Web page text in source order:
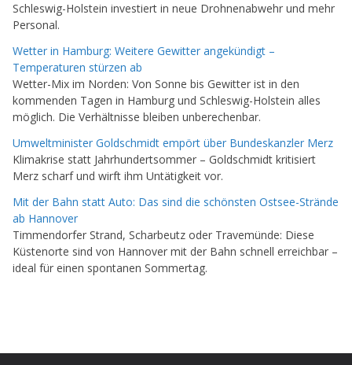
Schleswig-Holstein investiert in neue Drohnenabwehr und mehr
Personal.
Wetter in Hamburg: Weitere Gewitter angekündigt –
Temperaturen stürzen ab
Wetter-Mix im Norden: Von Sonne bis Gewitter ist in den
kommenden Tagen in Hamburg und Schleswig-Holstein alles
möglich. Die Verhältnisse bleiben unberechenbar.
Umweltminister Goldschmidt empört über Bundeskanzler Merz
Klimakrise statt Jahrhundertsommer – Goldschmidt kritisiert
Merz scharf und wirft ihm Untätigkeit vor.
Mit der Bahn statt Auto: Das sind die schönsten Ostsee-Strände
ab Hannover
Timmendorfer Strand, Scharbeutz oder Travemünde: Diese
Küstenorte sind von Hannover mit der Bahn schnell erreichbar –
ideal für einen spontanen Sommertag.